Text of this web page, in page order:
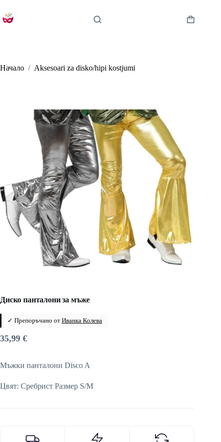
to
content
Shopping
Начало / Aksesoari za disko/hipi kostjumi
Диско панталони за мъже
✓ Препоръчано от Иванка Колева
35,99 €
Мъжки панталони Disco A
Цвят: Сребрист Размер S/M